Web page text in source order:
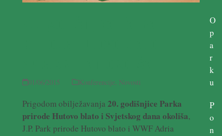
01/06/2015 Konferencije Novosti
Prigodom obilježavanja 20. godišnjice Parka
prirode Hutovo blato i Svjetskog dana okoliša,
J.P. Park prirode Hutovo blato i WWF Adria
O
p
a
r
k
u
P
o
n